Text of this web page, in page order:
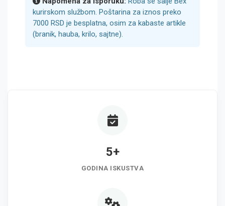
kurirskom službom. Poštarina za iznos preko
7000 RSD je besplatna, osim za kabaste artikle
(branik, hauba, krilo, sajtne).
5+
GODINA ISKUSTVA